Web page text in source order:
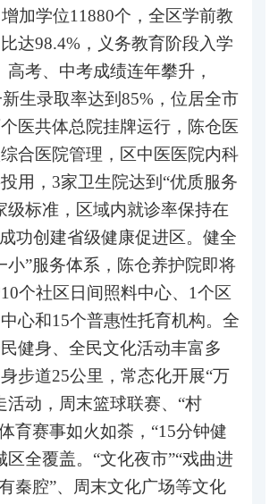
加学位11880个，全区学前教
达98.4%，义务教育阶段入学
高考、中考成绩连年攀升，
生录取率达到85%，位居全市
医共体总院挂牌运行，陈仓医
合医院管理，区中医医院内科
用，3家卫生院达到“优质服务
级标准，区域内就诊率保持在
功创建省级健康促进区。健全
小”服务体系，陈仓养护院即将
个社区日间照料中心、1个区
心和15个普惠性托育机构。全
健身、全民文化活动丰富多
步道25公里，常态化开展“万
活动，周末篮球联赛、“村
育赛事如火如荼，“15分钟健
区全覆盖。“文化夜市”“戏曲进
秦腔”、周末文化广场等文化